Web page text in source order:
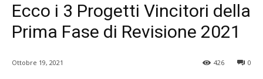
Ecco i 3 Progetti Vincitori della
Prima Fase di Revisione 2021
Ottobre 19, 2021 0
426